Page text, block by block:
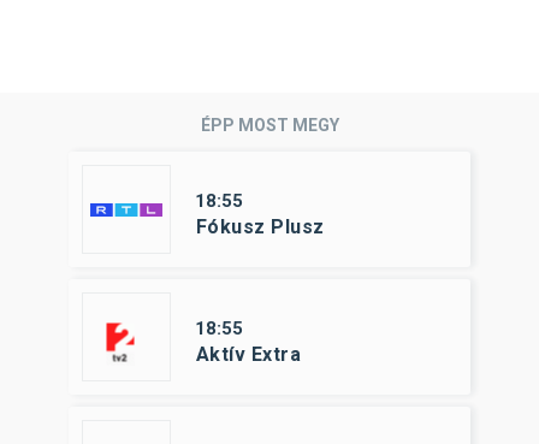
ÉPP MOST MEGY
18:55
Fókusz Plusz
18:55
Aktív Extra